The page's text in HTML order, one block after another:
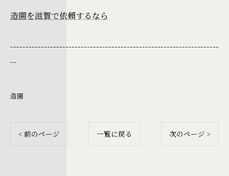
造園を滋賀で依頼するなら
--------------------------------------------------------------------
--
造園
< 前のページ 一覧に戻る 次のページ >